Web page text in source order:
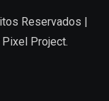
Reservados |
Project.